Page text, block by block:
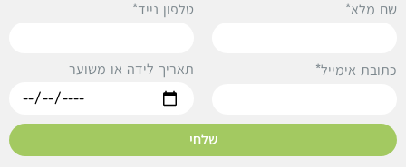
שם מלא* טלפון נייד*
כתובת אימייל* תאריך לידה או משוער
שלחי